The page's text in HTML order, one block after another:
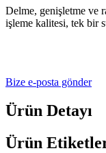
Delme, genişletme ve
işleme kalitesi, tek bir
Bize e-posta gönder
Ürün Detayı
Ürün